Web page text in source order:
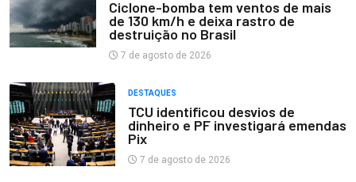
Ciclone-bomba tem ventos de mais
de 130 km/h e deixa rastro de
destruição no Brasil
7 de agosto de 2026
DESTAQUES
TCU identificou desvios de
dinheiro e PF investigará emendas
Pix
7 de agosto de 2026